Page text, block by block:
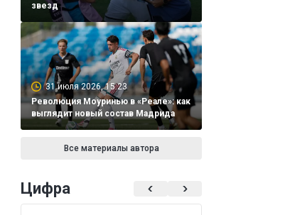
звезд
31 июля 2026, 15:23
Революция Моуринью в «Реале»: как
выглядит новый состав Мадрида
Все материалы автора
Цифра